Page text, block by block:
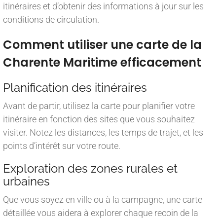
itinéraires et d’obtenir des informations à jour sur les
conditions de circulation.
Comment utiliser une carte de la
Charente Maritime efficacement
Planification des itinéraires
Avant de partir, utilisez la carte pour planifier votre
itinéraire en fonction des sites que vous souhaitez
visiter. Notez les distances, les temps de trajet, et les
points d’intérêt sur votre route.
Exploration des zones rurales et
urbaines
Que vous soyez en ville ou à la campagne, une carte
détaillée vous aidera à explorer chaque recoin de la